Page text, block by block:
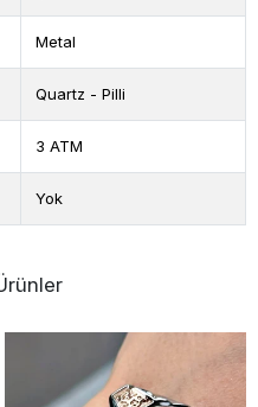
Metal
Quartz - Pilli
3 ATM
Yok